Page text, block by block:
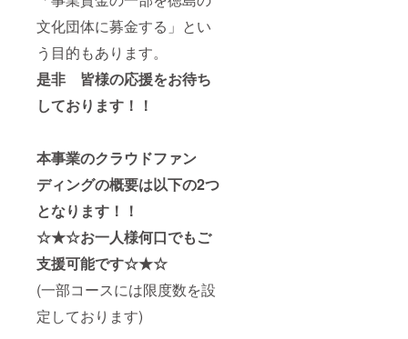
文化団体に募金する」とい
う目的もあります。
是非 皆様の応援をお待ち
しております！！
本事業のクラウドファン
ディングの概要は以下の2つ
となります！！
☆★☆お一人様何口でもご
支援可能です☆★☆
(一部コースには限度数を設
定しております)